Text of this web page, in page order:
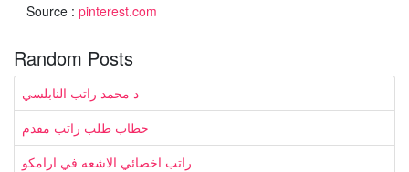
Source : pinterest.com
Random Posts
د محمد راتب النابلسي
خطاب طلب راتب مقدم
راتب اخصائي الاشعه في ارامكو